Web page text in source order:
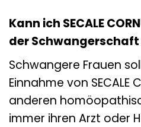
Kann ich SECALE
der
Schwangere Frauen
Einnahme von SECALE
anderen
immer ihren Arzt oder